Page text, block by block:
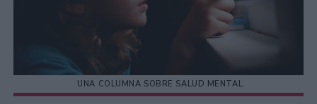
UNA COLUMNA SOBRE SALUD MENTAL.